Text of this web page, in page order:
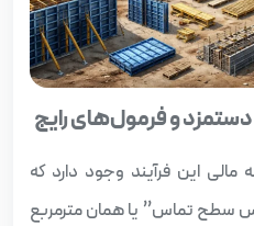
و فرمول‌های رایج
این فرآیند وجود دارد که
سطح تماس” یا همان مترمربع